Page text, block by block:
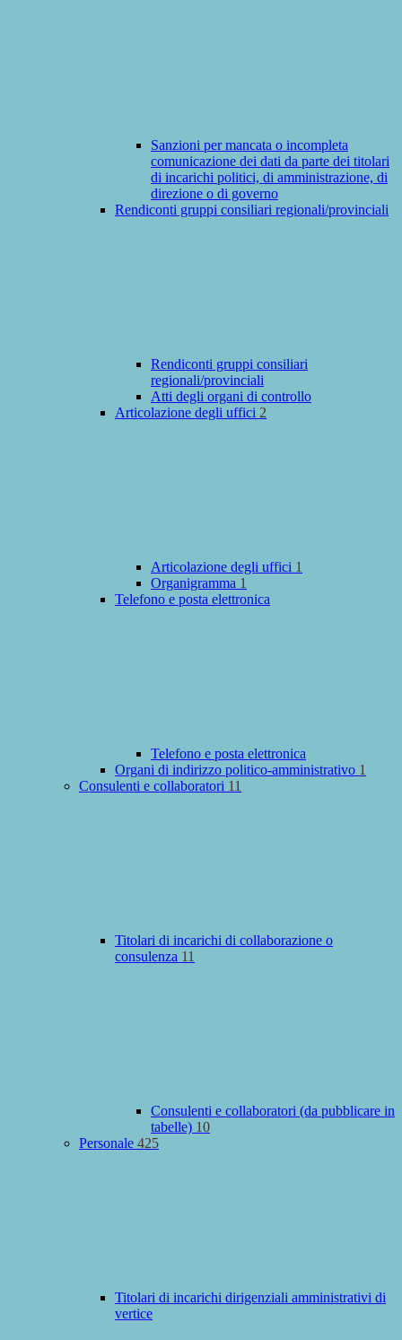
Sanzioni per mancata o incompleta
comunicazione dei dati da parte dei titolari
di incarichi politici, di amministrazione, di
direzione o di governo
Rendiconti gruppi consiliari regionali/provinciali
Rendiconti gruppi consiliari
regionali/provinciali
Atti degli organi di controllo
Articolazione degli uffici 2
Articolazione degli uffici 1
Organigramma 1
Telefono e posta elettronica
Telefono e posta elettronica
Organi di indirizzo politico-amministrativo 1
Consulenti e collaboratori 11
Titolari di incarichi di collaborazione o
consulenza 11
Consulenti e collaboratori (da pubblicare in
tabelle) 10
Personale 425
Titolari di incarichi dirigenziali amministrativi di
vertice